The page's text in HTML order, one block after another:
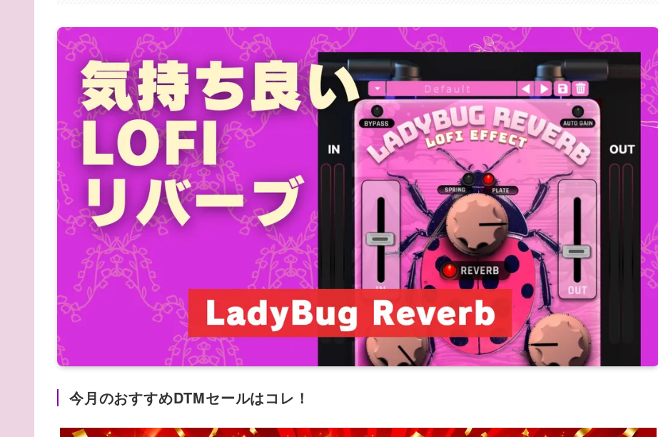
今月のおすすめDTMセールはコレ！